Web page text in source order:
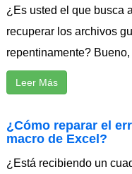
¿Es usted el que busca
recuperar los archivos
repentinamente? Bueno,
Leer Más
¿Cómo reparar el
macro de Excel?
¿Está recibiendo un